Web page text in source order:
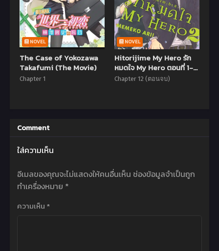
NOVEL
The Case of Yokozawa
Takafumi (The Movie)
Chapter 1
NOVEL
Hitorijime My Hero รัก
หมดใจ My Hero ตอนที่ 1-12
ซับไทย (จบแล้ว)
Chapter 12 (ตอนจบ)
Comment
ใส่ความเห็น
อีเมลของคุณจะไม่แสดงให้คนอื่นเห็น ช่องข้อมูลจำเป็นถูก
ทำเครื่องหมาย *
ความเห็น *